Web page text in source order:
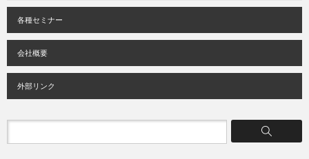
各種セミナー
会社概要
外部リンク